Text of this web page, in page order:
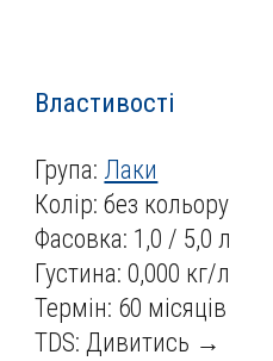
Властивості
Група: Лаки
Колір: без кольору
Фасовка: 1,0 / 5,0 л
Густина: 0,000 кг/л
Термін: 60 місяців
TDS:Дивитись →